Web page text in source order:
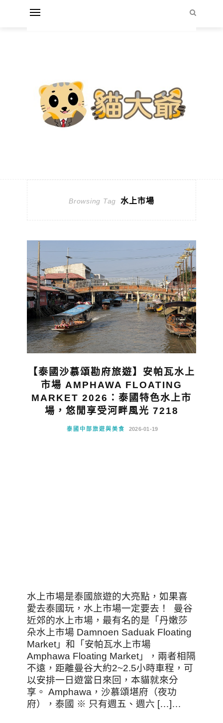
Browsing Tag 水上市場
【泰國沙慕頌勘府旅遊】安帕瓦水上
市場 AMPHAWA FLOATING
MARKET 2026：泰國特色水上市
場，悠閒享受河畔風光 7218
泰國中部旅遊與美食 2026-01-19
水上市場是泰國旅遊的大亮點，如果喜
愛去泰國玩，水上市場一定要去！ 曼谷
近郊的水上市場，最有名的是「丹嫩莎
朵水上市場 Damnoen Saduak Floating
Market」和「安帕瓦水上市場
Amphawa Floating Market」，兩者相隔
不遠，距離曼谷大約2~2.5小時車程，可
以安排一日遊當日來回，本貓就來分
享。 Amphawa，沙慕頌堪府（夜功
府），泰國 ※ 只有週五、週六 […]…